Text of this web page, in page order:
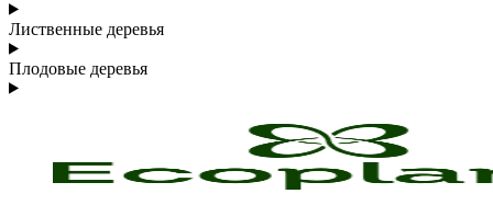
Лиственные деревья
Плодовые деревья